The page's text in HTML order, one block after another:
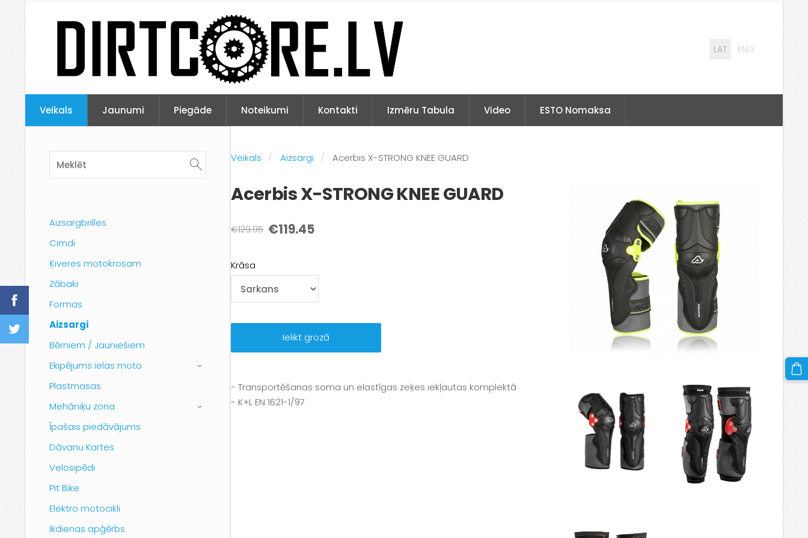
LAT ENG
Veikals Jaunumi Piegāde Noteikumi Kontakti Izmēru Tabula Video ESTO Nomaksa
Aizsargbrilles
Cimdi
Ķiveres motokrosam
Zābaki
Formas
Aizsargi
Bērniem / Jauniešiem
Ekipējums ielas moto
›
Plastmasas
Mehāniķu zona
›
Īpašais piedāvājums
Dāvanu Kartes
Velosipēdi
Pit Bike
Elektro motocikli
Ikdienas apģērbs
Veikals Aizsargi Acerbis X-STRONG KNEE GUARD
Acerbis X-STRONG KNEE GUARD
€129.95 €119.45
Krāsa
Ielikt grozā
- Transportēšanas soma un elastīgas zeķes iekļautas komplektā
- K+L EN 1621-1/97